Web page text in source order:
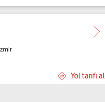
Yol tarifi al